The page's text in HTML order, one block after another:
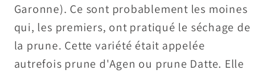
Garonne). Ce sont probablement les moines
qui, les premiers, ont pratiqué le séchage de
la prune. Cette variété était appelée
autrefois prune d'Agen ou prune Datte. Elle